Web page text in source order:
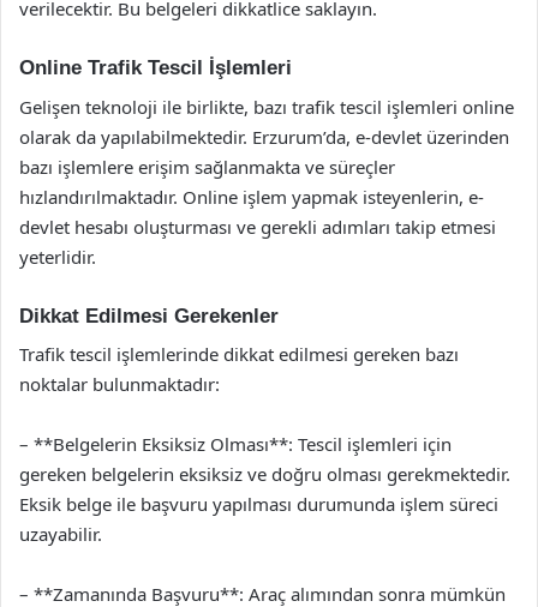
verilecektir. Bu belgeleri dikkatlice saklayın.
Online Trafik Tescil İşlemleri
Gelişen teknoloji ile birlikte, bazı trafik tescil işlemleri online
olarak da yapılabilmektedir. Erzurum’da, e-devlet üzerinden
bazı işlemlere erişim sağlanmakta ve süreçler
hızlandırılmaktadır. Online işlem yapmak isteyenlerin, e-
devlet hesabı oluşturması ve gerekli adımları takip etmesi
yeterlidir.
Dikkat Edilmesi Gerekenler
Trafik tescil işlemlerinde dikkat edilmesi gereken bazı
noktalar bulunmaktadır:
– **Belgelerin Eksiksiz Olması**: Tescil işlemleri için
gereken belgelerin eksiksiz ve doğru olması gerekmektedir.
Eksik belge ile başvuru yapılması durumunda işlem süreci
uzayabilir.
– **Zamanında Başvuru**: Araç alımından sonra mümkün